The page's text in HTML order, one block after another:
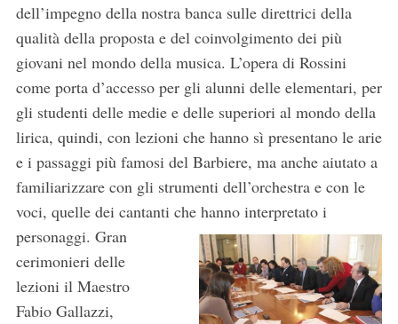
dell’impegno della nostra banca sulle direttrici della
qualità della proposta e del coinvolgimento dei più
giovani nel mondo della musica. L’opera di Rossini
come porta d’accesso per gli alunni delle elementari, per
gli studenti delle medie e delle superiori al mondo della
lirica, quindi, con lezioni che hanno sì presentano le arie
e i passaggi più famosi del Barbiere, ma anche aiutato a
familiarizzare con gli strumenti dell’orchestra e con le
voci, quelle dei cantanti che hanno interpretato i
personaggi. Gran
cerimonieri delle
lezioni il Maestro
Fabio Gallazzi,